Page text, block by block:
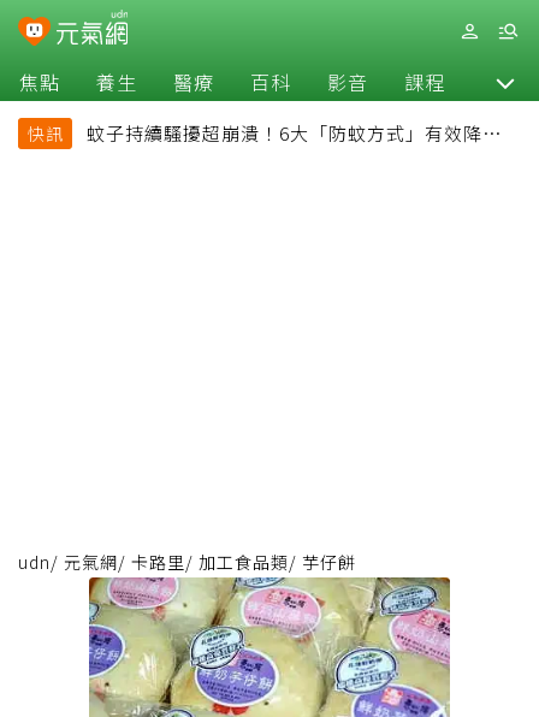
焦點 養生 醫療 百科 影音 課程 退休
快訊
蚊子持續騷擾超崩潰！6大「防蚊方式」有效降低被
udn/ 元氣網/ 卡路里/ 加工食品類/ 芋仔餅